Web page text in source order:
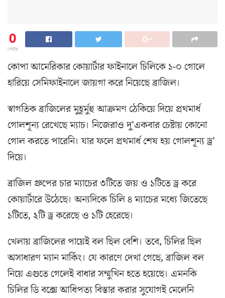
0
শেয়ার
কোপা আমেরিকার কোয়ার্টার ফাইনালে চিলিকে ১-০ গোলে
হারিয়ে সেমিফাইনালে জায়গা করে নিয়েছে ব্রাজিল।
স্বাগতিক ব্রাজিলের মুহূর্মুহু আক্রমণ ঠেকিয়ে দিয়ে প্রথমার্ধ
গোলশূন্য রেখেছে ম্যাচ। নিজেরাও দু’একবার চেষ্টায় কোনো
গোল করতে পারেনি। যার ফলে প্রথমার্ধ শেষ হয় গোলশূন্য ড্র’
দিয়ে।
ব্রাজিল গ্রুপের চার ম্যাচের ৩টিতে জয় ও ১টিতে ড্র করে
কোয়ার্টারে উঠেছে। অন্যদিকে চিলি ৪ ম্যাচের মধ্যে জিতেছে
১টিতে, ২টি ড্র করেছে ও ১টি হেরেছে।
খেলায় ব্রাজিলের পায়েই বল ছিল বেশি। তবে, চিলির ছিল
অসাধারণ ম্যান মার্কিং। যে কারণে দেখা গেছে, ব্রাজিল বল
নিয়ে এগুতে গেলেই বাধার সম্মুখিন হতে হয়েছে। এমনকি
চিলির ডি বক্সে আধিপত্য বিস্তার করার সুযোগই মেলেনি